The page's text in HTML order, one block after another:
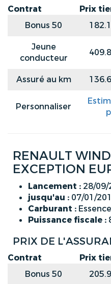
Contrat Prix
Bonus 50
Jeune
conducteur
Assuré au km
Personnaliser
RENAULT
EXCEPTION
Lancement : 28/09/
jusqu'au : 07/01/
Carburant : Essence
Puissance fiscale :
PRIX DE
Contrat Prix
Bonus 50